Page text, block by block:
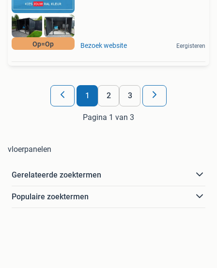
Op=Op Bezoek website Eergisteren
1 2 3
Pagina 1 van 3
vloerpanelen
Gerelateerde zoektermen
Populaire zoektermen